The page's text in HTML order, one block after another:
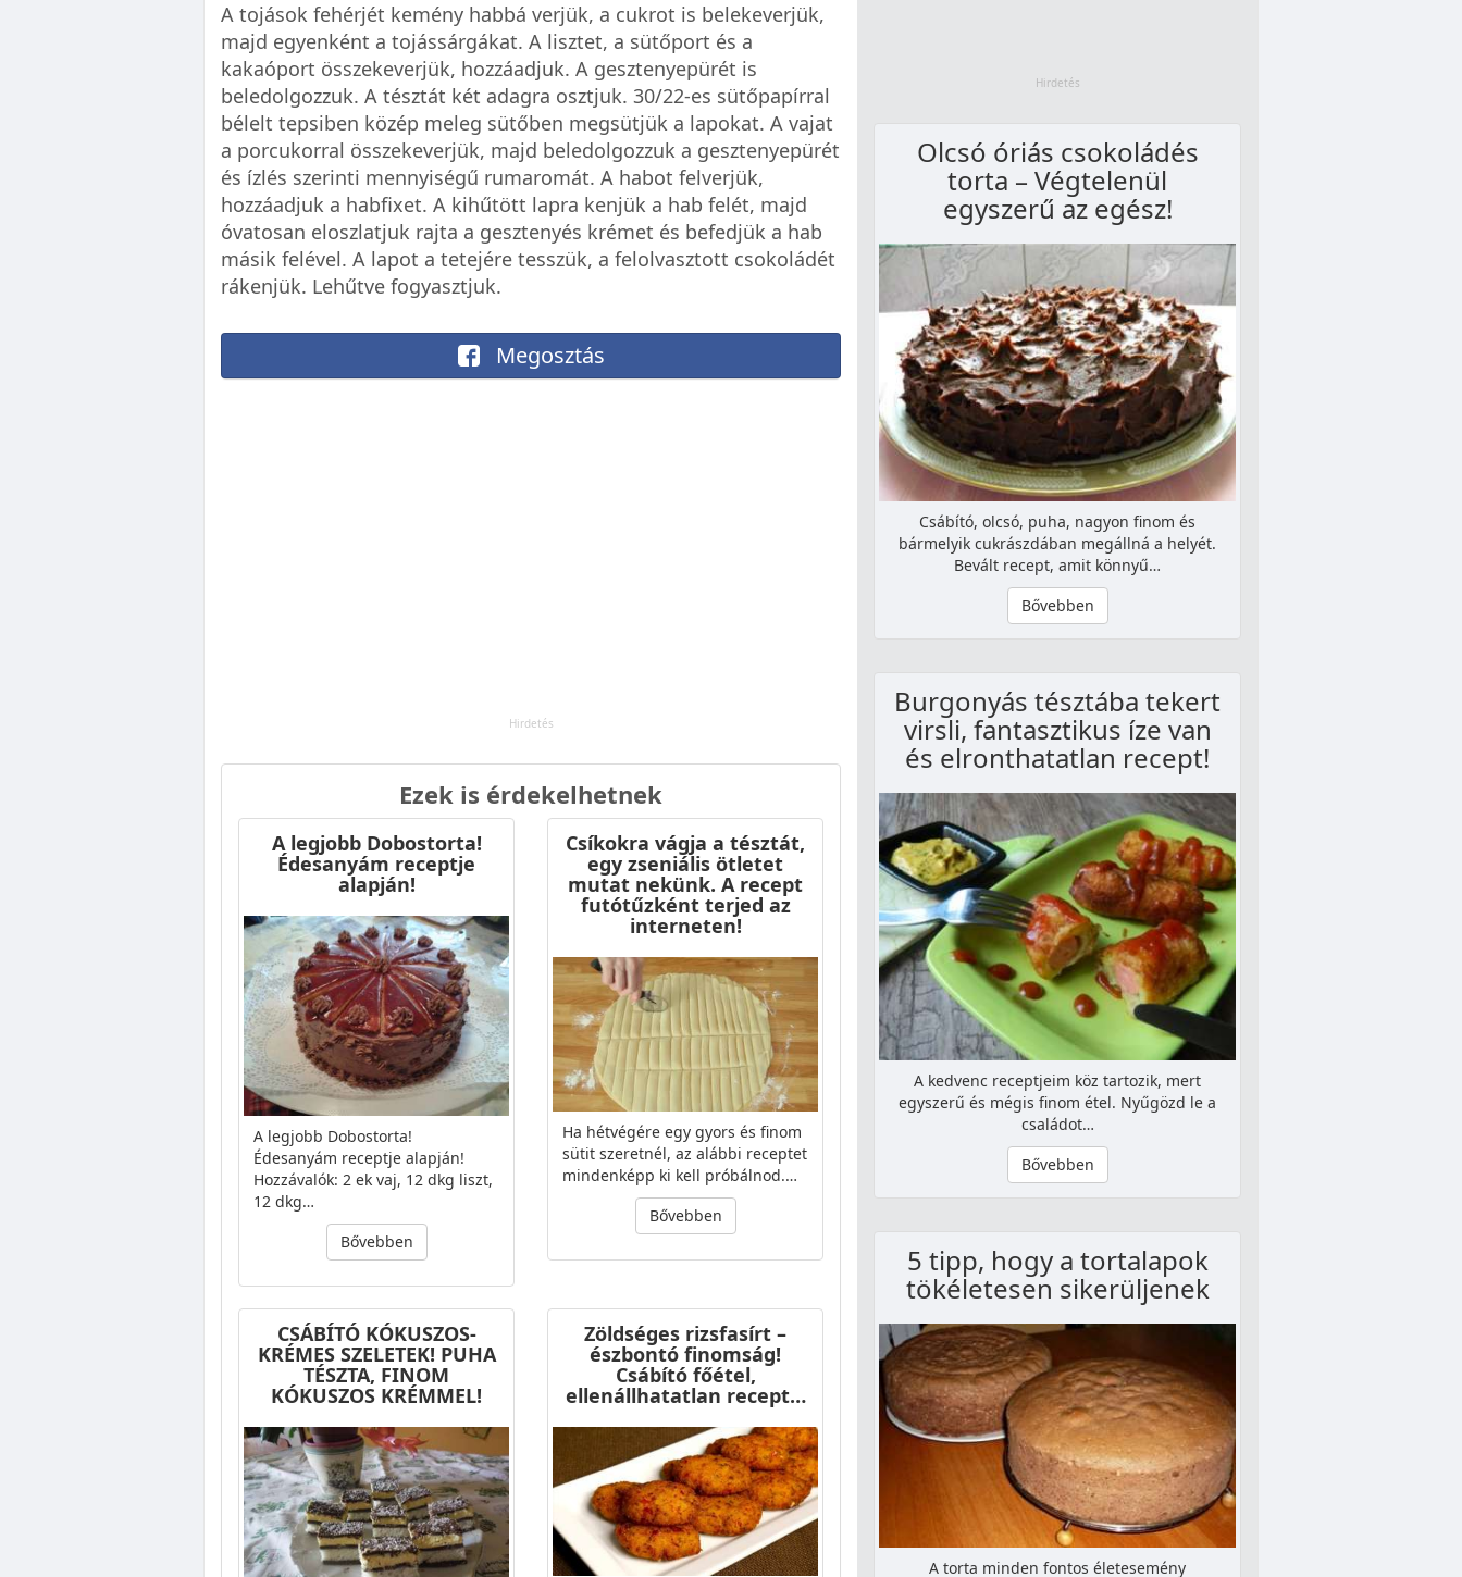
A tojások fehérjét kemény habbá verjük, a cukrot is belekeverjük,
majd egyenként a tojássárgákat. A lisztet, a sütőport és a
kakaóport összekeverjük, hozzáadjuk. A gesztenyepürét is
beledolgozzuk. A tésztát két adagra osztjuk. 30/22-es sütőpapírral
bélelt tepsiben közép meleg sütőben megsütjük a lapokat. A vajat
a porcukorral összekeverjük, majd beledolgozzuk a gesztenyepürét
és ízlés szerinti mennyiségű rumaromát. A habot felverjük,
hozzáadjuk a habfixet. A kihűtött lapra kenjük a hab felét, majd
óvatosan eloszlatjuk rajta a gesztenyés krémet és befedjük a hab
másik felével. A lapot a tetejére tesszük, a felolvasztott csokoládét
rákenjük. Lehűtve fogyasztjuk.
Megosztás
Ezek is érdekelhetnek
A legjobb Dobostorta!
Édesanyám receptje
alapján!
A legjobb Dobostorta!
Édesanyám receptje alapján!
Hozzávalók: 2 ek vaj, 12 dkg liszt,
12 dkg…
Bővebben
Csíkokra vágja a tésztát,
egy zseniális ötletet
mutat nekünk. A recept
futótűzként terjed az
interneten!
Ha hétvégére egy gyors és finom
sütit szeretnél, az alábbi receptet
mindenképp ki kell próbálnod.…
Bővebben
CSÁBÍTÓ KÓKUSZOS-
KRÉMES SZELETEK! PUHA
TÉSZTA, FINOM
KÓKUSZOS KRÉMMEL!
Zöldséges rizsfasírt –
észbontó finomság!
Csábító főétel,
ellenállhatatlan recept…
Olcsó óriás csokoládés
torta – Végtelenül
egyszerű az egész!
Csábító, olcsó, puha, nagyon finom és
bármelyik cukrászdában megállná a helyét.
Bevált recept, amit könnyű…
Bővebben
Burgonyás tésztába tekert
virsli, fantasztikus íze van
és elronthatatlan recept!
A kedvenc receptjeim köz tartozik, mert
egyszerű és mégis finom étel. Nyűgözd le a
családot…
Bővebben
5 tipp, hogy a tortalapok
tökéletesen sikerüljenek
A torta minden fontos életesemény